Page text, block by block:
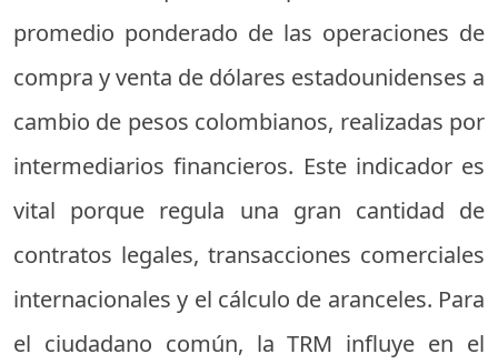
promedio ponderado de las operaciones de
compra y venta de dólares estadounidenses a
cambio de pesos colombianos, realizadas por
intermediarios financieros. Este indicador es
vital porque regula una gran cantidad de
contratos legales, transacciones comerciales
internacionales y el cálculo de aranceles. Para
el ciudadano común, la TRM influye en el